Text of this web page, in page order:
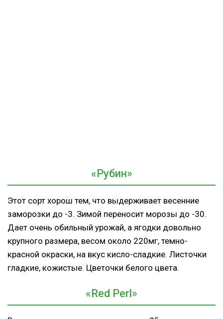
«Рубин»
Этот сорт хорош тем, что выдерживает весенние
заморозки до -3. Зимой переносит морозы до -30.
Дает очень обильный урожай, а ягодки довольно
крупного размера, весом около 220мг, темно-
красной окраски, на вкус кисло-сладкие. Листочки
гладкие, кожистые. Цветочки белого цвета.
«Red Perl»